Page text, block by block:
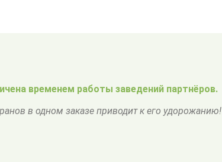
временем работы заведений партнёров.
в одном заказе приводит к его удорожанию!